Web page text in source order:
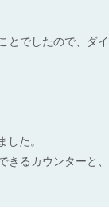
とでしたので、ダ
た。
きるカウンターと